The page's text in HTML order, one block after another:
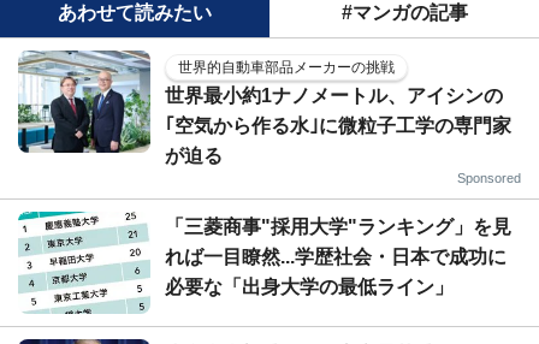
あわせて読みたい #マンガの記事
世界的自動車部品メーカーの挑戦
世界最小約1ナノメートル、アイシンの
｢空気から作る水｣に微粒子工学の専門家
が迫る
Sponsored
「三菱商事"採用大学"ランキング」を見
れば一目瞭然...学歴社会・日本で成功に
必要な「出身大学の最低ライン」